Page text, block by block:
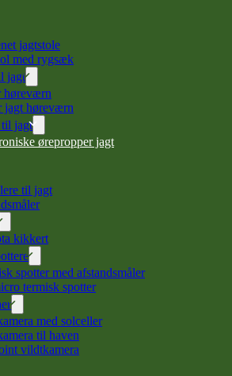
jagtstole
med rygsæk
jagt
høreværn
jagt høreværn
jagt
ørepropper jagt
til jagt
kikkert
spotter med afstandsmåler
termisk spotter
med solceller
til haven
vildtkamera